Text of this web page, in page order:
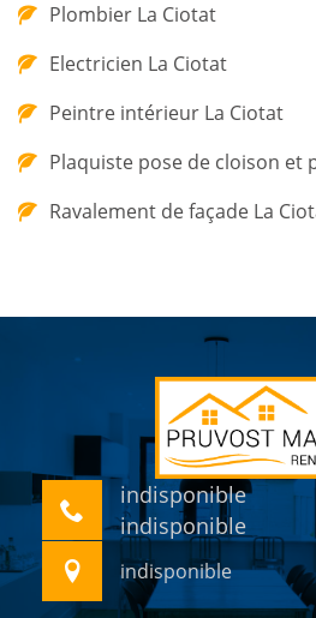
Plombier La Ciotat
Electricien La Ciotat
Peintre intérieur La Ciotat
Plaquiste pose de cloison et
Ravalement de façade La
indisponible
indisponible
indisponible